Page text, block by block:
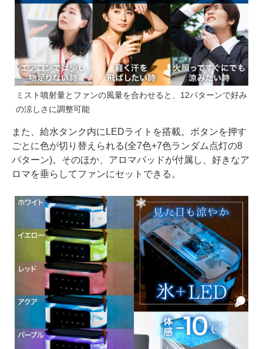
ミスト噴射量とファンの風量を合わせると、12パターンで好み
の涼しさに調整可能
また、給水タンク内にLEDライトを搭載。ボタンを押す
ごとに色が切り替えられる(全7色+7色ランダム点灯の8
パターン)。そのほか、アロマパッドが付属し、好きなア
ロマを垂らしてファンにセットできる。